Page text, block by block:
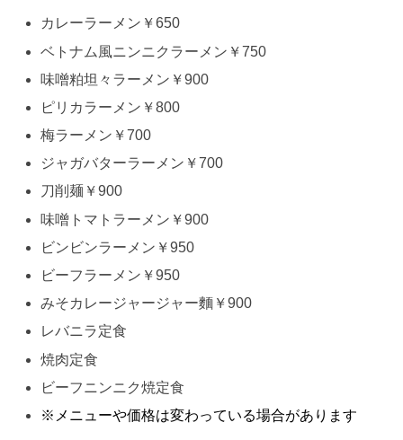
カレーラーメン￥650
ベトナム風ニンニクラーメン￥750
味噌粕坦々ラーメン￥900
ピリカラーメン￥800
梅ラーメン￥700
ジャガバターラーメン￥700
刀削麺￥900
味噌トマトラーメン￥900
ビンビンラーメン￥950
ビーフラーメン￥950
みそカレージャージャー麵￥900
レバニラ定食
焼肉定食
ビーフニンニク焼定食
※メニューや価格は変わっている場合があります